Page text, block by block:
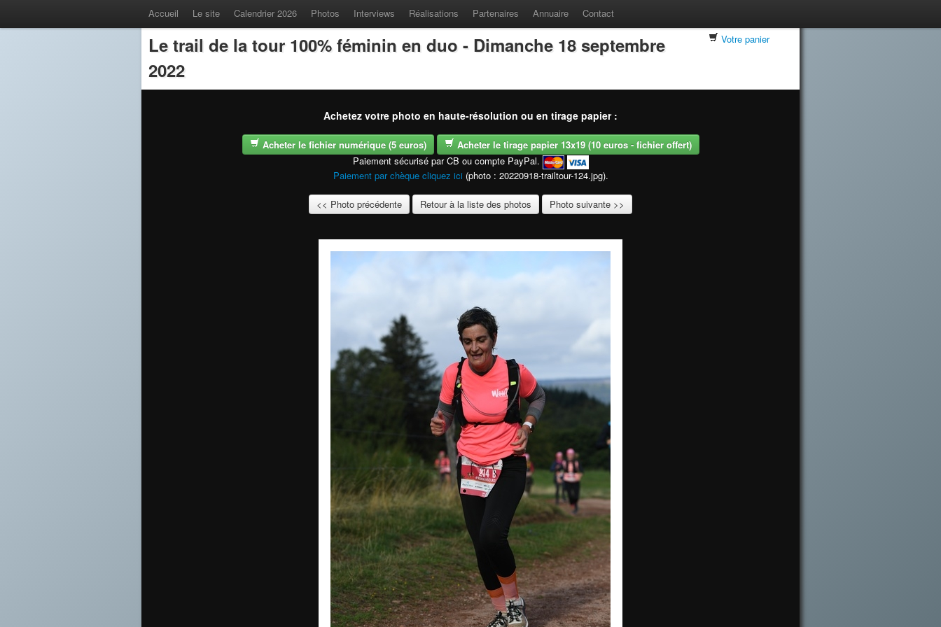
Accueil Le site Calendrier 2026 Photos Interviews Réalisations Partenaires Annuaire Contact
Le trail de la tour 100% féminin en duo - Dimanche 18 septembre
2022
Votre panier
Achetez votre photo en haute-résolution ou en tirage papier :
Acheter le fichier numérique (5 euros)
Acheter le tirage papier 13x19 (10 euros - fichier offert)
Paiement sécurisé par CB ou compte PayPal.
Paiement par chèque cliquez ici (photo : 20220918-trailtour-124.jpg).
<< Photo précédente Retour à la liste des photos Photo suivante >>